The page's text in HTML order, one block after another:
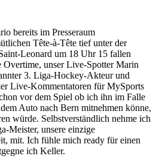
bereits im Presseraum
Tête-à-Tête tief unter der
Leonard um 18 Uhr 15 fallen
Overtime, unser Live-Spotter Marin
3. Liga-Hockey-Akteur und
Live-Kommentatoren für MySports
vor dem Spiel ob ich ihn im Falle
Auto nach Bern mitnehmen könne,
würde. Selbstverständlich nehme ich
Meister, unsere einzige
mit. Ich fühle mich ready für einen
ich Keller.